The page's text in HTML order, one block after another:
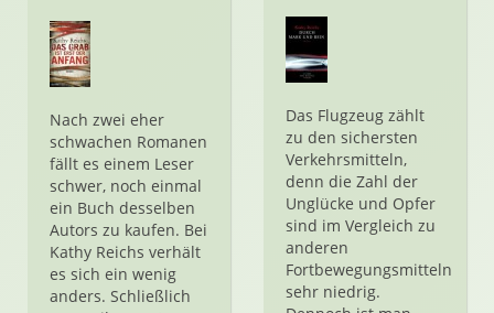
Nach zwei eher
schwachen Romanen
fällt es einem Leser
schwer, noch einmal
ein Buch desselben
Autors zu kaufen. Bei
Kathy Reichs verhält
es sich ein wenig
anders. Schließlich
Das Flugzeug zählt
zu den sichersten
Verkehrsmitteln,
denn die Zahl der
Unglücke und Opfer
sind im Vergleich zu
anderen
Fortbewegungsmitteln
sehr niedrig.